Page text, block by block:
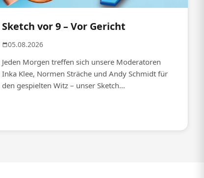
Sketch vor 9 – Vor Gericht
05.08.2026
Jeden Morgen treffen sich unsere Moderatoren
Inka Klee, Normen Sträche und Andy Schmidt für
den gespielten Witz – unser Sketch...